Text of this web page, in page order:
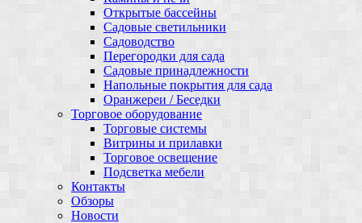
Открытые бассейны
Садовые светильники
Садоводство
Перегородки для сада
Садовые принадлежности
Напольные покрытия для сада
Оранжереи / Беседки
Торговое оборудование
Торговые системы
Витрины и прилавки
Торговое освещение
Подсветка мебели
Контакты
Обзоры
Новости